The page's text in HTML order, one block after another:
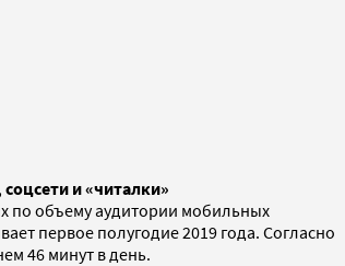
и «читалки»
по объему аудитории мобильных
первое полугодие 2019 года. Согласно
46 минут в день.